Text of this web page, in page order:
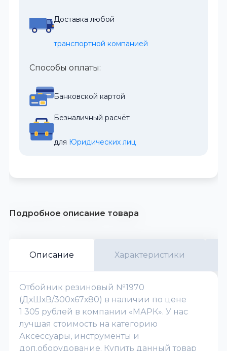
Доставка любой
транспортной компанией
Способы оплаты:
Банковской картой
Безналичный расчёт
для Юридических лиц
Подробное описание товара
Описание Характеристики
Отбойник резиновый №1970
(ДхШхВ/300х67х80) в наличии по цене
1 305 рублей в компании «МАРК». У нас
лучшая стоимость на категорию
Аксессуары, инструменты и
доп.оборудование. Купить данный товар